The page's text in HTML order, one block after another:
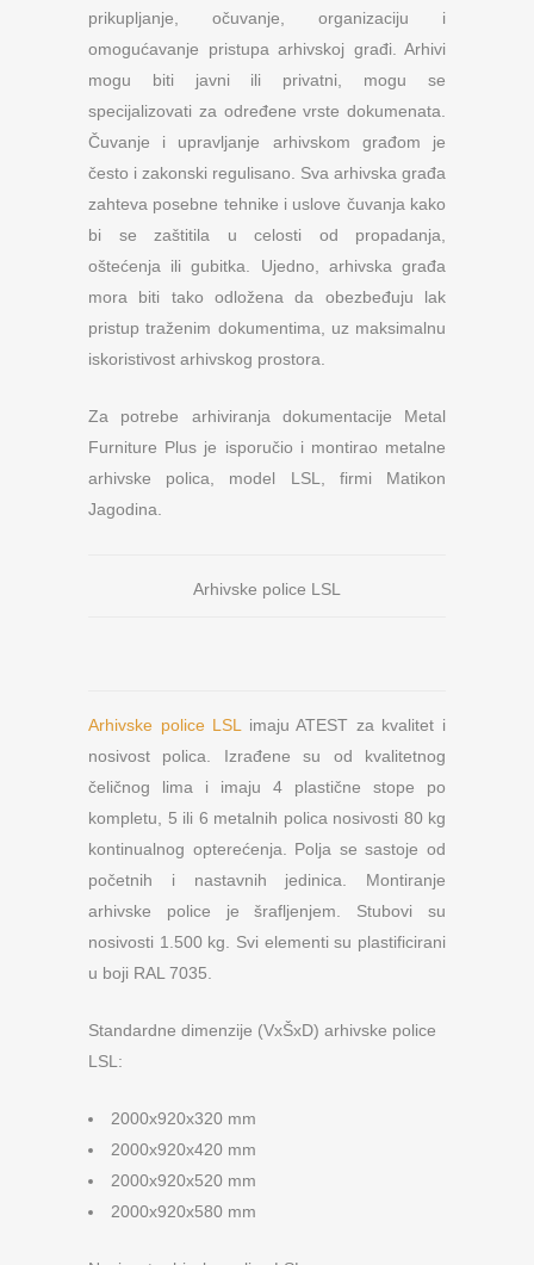
prikupljanje, očuvanje, organizaciju i
omogućavanje pristupa arhivskoj građi. Arhivi
mogu biti javni ili privatni, mogu se
specijalizovati za određene vrste dokumenata.
Čuvanje i upravljanje arhivskom građom je
često i zakonski regulisano. Sva arhivska građa
zahteva posebne tehnike i uslove čuvanja kako
bi se zaštitila u celosti od propadanja,
oštećenja ili gubitka. Ujedno, arhivska građa
mora biti tako odložena da obezbeđuju lak
pristup traženim dokumentima, uz maksimalnu
iskoristivost arhivskog prostora.
Za potrebe arhiviranja dokumentacije Metal
Furniture Plus je isporučio i montirao metalne
arhivske polica, model LSL, firmi Matikon
Jagodina.
Arhivske police LSL
Arhivske police LSL
imaju ATEST za kvalitet i
nosivost polica. Izrađene su od kvalitetnog
čeličnog lima i imaju 4 plastične stope po
kompletu, 5 ili 6 metalnih polica nosivosti 80 kg
kontinualnog opterećenja. Polja se sastoje od
početnih i nastavnih jedinica. Montiranje
arhivske police je šrafljenjem. Stubovi su
nosivosti 1.500 kg. Svi elementi su plastificirani
u boji RAL 7035.
Standardne dimenzije (VxŠxD) arhivske police
LSL:
2000x920x320 mm
2000x920x420 mm
2000x920x520 mm
2000x920x580 mm